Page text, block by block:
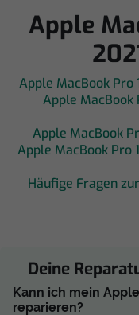
Apple
Apple MacBook Pro
Apple MacBook
Apple MacBook
Apple MacBook Pro
Häufige Fragen
Deine
Kann ich mein
reparieren?